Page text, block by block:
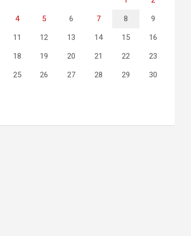
4 5 6 7 8 9
11 12 13 14 15 16
18 19 20 21 22 23
25 26 27 28 29 30